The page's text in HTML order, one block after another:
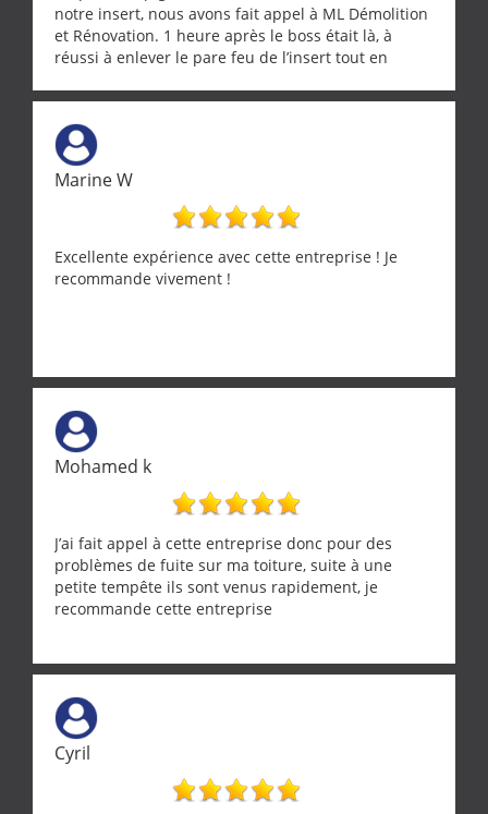
notre insert, nous avons fait appel à ML Démolition
et Rénovation. 1 heure après le boss était là, à
réussi à enlever le pare feu de l’insert tout en
tourterelle et s’est ensuite patiemment occupé de
l’oiseau jusqu’à ce qu’il reprenne ses esprits et
puisse s’envoler. Après quoi il a procédé au
ramonage de notre insert avec dextérité et une
grande propreté, nous gratifiant également de
nombreux conseils concernant d’autres sujets. Un
entrepreneur comme on souhaite en rencontrer.
Encore un grand merci à lui.
Marine W
Excellente expérience avec cette entreprise ! Je
recommande vivement !
Mohamed k
J’ai fait appel à cette entreprise donc pour des
problèmes de fuite sur ma toiture, suite à une
petite tempête ils sont venus rapidement, je
recommande cette entreprise
Cyril